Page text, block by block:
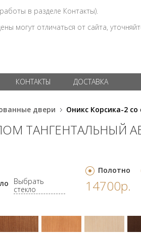
в разделе Контакты).
могут отличаться от сайта,
КОНТАКТЫ ДОСТАВКА
двери Оникс Корсика-2
ТАНГЕНТАЛЬНЫЙ
Выбрать
стекло
Полотно
14700р.